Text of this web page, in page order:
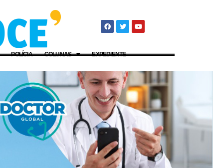
POLÍCIA COLUNAS EXPEDIENTE